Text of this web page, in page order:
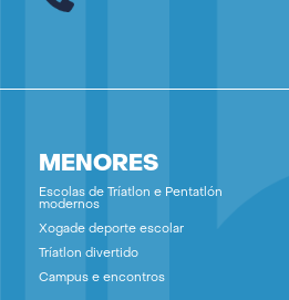
MENORES
Escolas de Tríatlon e Pentatlón
modernos
Xogade deporte escolar
Tríatlon divertido
Campus e encontros